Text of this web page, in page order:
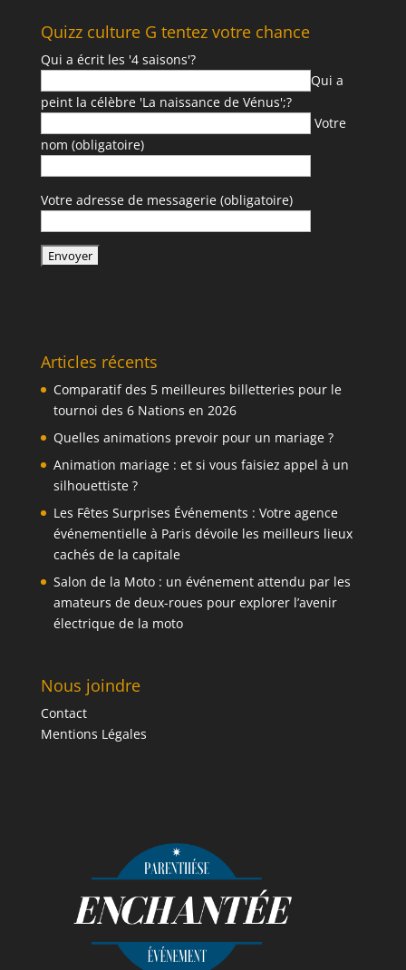
Quizz culture G tentez votre chance
Qui a écrit les '4 saisons'?
Qui a
peint la célèbre 'La naissance de Vénus';?
Votre
nom (obligatoire)
Votre adresse de messagerie (obligatoire)
Articles récents
Comparatif des 5 meilleures billetteries pour le
tournoi des 6 Nations en 2026
Quelles animations prevoir pour un mariage ?
Animation mariage : et si vous faisiez appel à un
silhouettiste ?
Les Fêtes Surprises Événements : Votre agence
événementielle à Paris dévoile les meilleurs lieux
cachés de la capitale
Salon de la Moto : un événement attendu par les
amateurs de deux-roues pour explorer l’avenir
électrique de la moto
Nous joindre
Contact
Mentions Légales